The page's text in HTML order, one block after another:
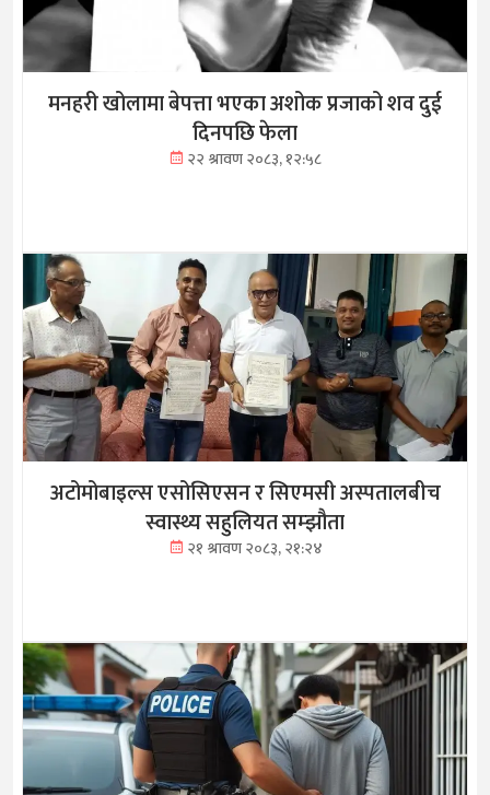
मनहरी खोलामा बेपत्ता भएका अशोक प्रजाको शव दुई
दिनपछि फेला
२२ श्रावण २०८३, १२:५८
अटोमोबाइल्स एसोसिएसन र सिएमसी अस्पतालबीच
स्वास्थ्य सहुलियत सम्झौता
२१ श्रावण २०८३, २१:२४